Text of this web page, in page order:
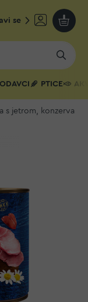
se
Moja
PTICE
s jetrom, konzerva